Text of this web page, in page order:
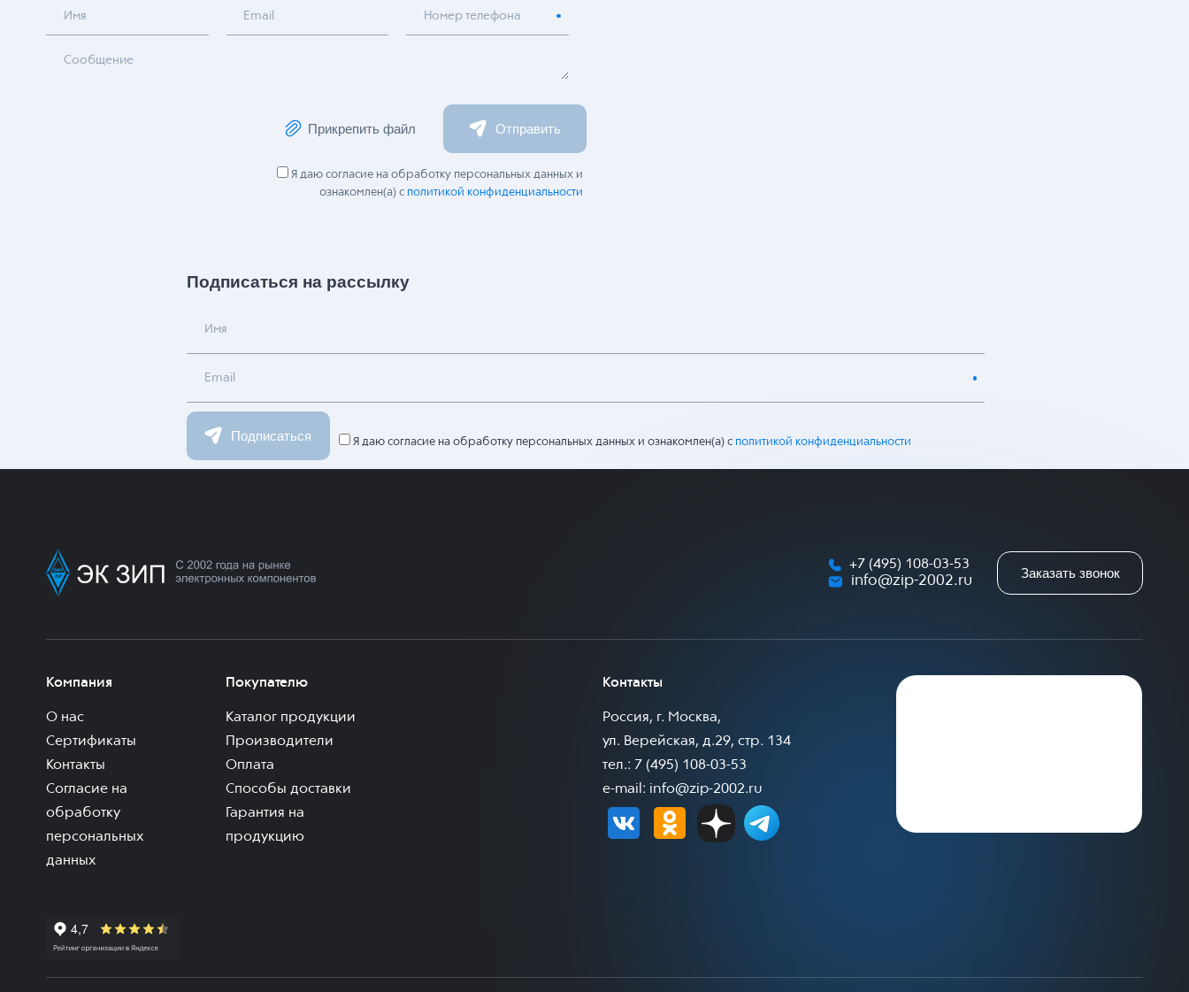
Имя Email Номер телефона
Сообщение
Прикрепить файл Отправить
Я даю согласие на обработку персональных данных и
ознакомлен(а) с политикой конфиденциальности
Подписаться на рассылку
Имя
Email
Подписаться Я даю согласие на обработку персональных данных и ознакомлен(а) с политикой конфиденциальности
+7 (495) 108-03-53
info@zip-2002.ru
Заказать звонок
Компания
О нас
Сертификаты
Контакты
Согласие на
обработку
персональных
данных
Покупателю
Каталог продукции
Производители
Оплата
Способы доставки
Гарантия на
продукцию
Контакты
Россия, г. Москва,
ул. Верейская, д.29, стр. 134
тел.: 7 (495) 108-03-53
e-mail: info@zip-2002.ru